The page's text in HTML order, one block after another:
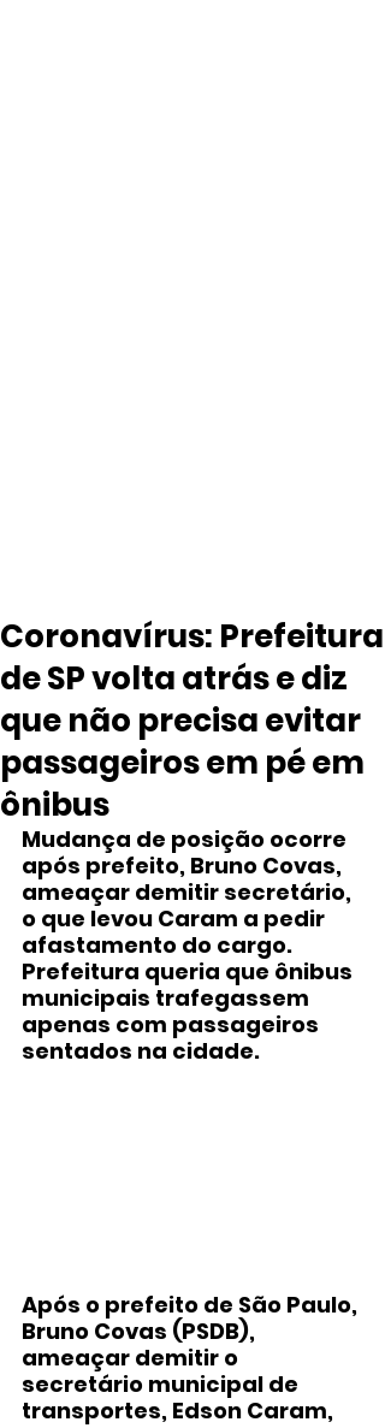
Coronavírus: Prefeitura
de SP volta atrás e diz
que não precisa evitar
passageiros em pé em
ônibus
Mudança de posição ocorre
após prefeito, Bruno Covas,
ameaçar demitir secretário,
o que levou Caram a pedir
afastamento do cargo.
Prefeitura queria que ônibus
municipais trafegassem
apenas com passageiros
sentados na cidade.
Após o prefeito de São Paulo,
Bruno Covas (PSDB),
ameaçar demitir o
secretário municipal de
transportes, Edson Caram,